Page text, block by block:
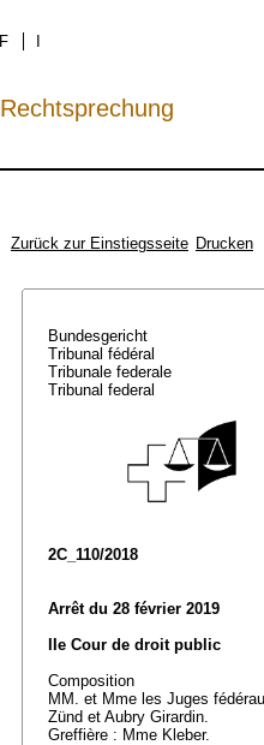
F
Rechtsprechung
Zurück zur Einstiegsseite Drucken
Bundesgericht
Tribunal fédéral
Tribunale federale
Tribunal federal
2C_110/2018
Arrêt du 28 février 2019
IIe Cour de droit public
Composition
MM. et Mme les Juges
Zünd et Aubry Girardin.
Greffière : Mme Kleber.